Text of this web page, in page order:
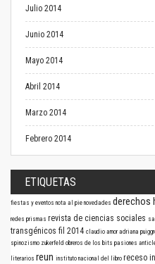
Julio 2014
Junio 2014
Mayo 2014
Abril 2014
Marzo 2014
Febrero 2014
ETIQUETAS
fiestas y eventos nota al pie novedades derechos
redes prismas revista de ciencias sociales
transgénicos fil 2014 claudio amor adriana
spinozismo zukerfeld obreros de los bits pasiones
literarios reun instituto nacional del libro receso